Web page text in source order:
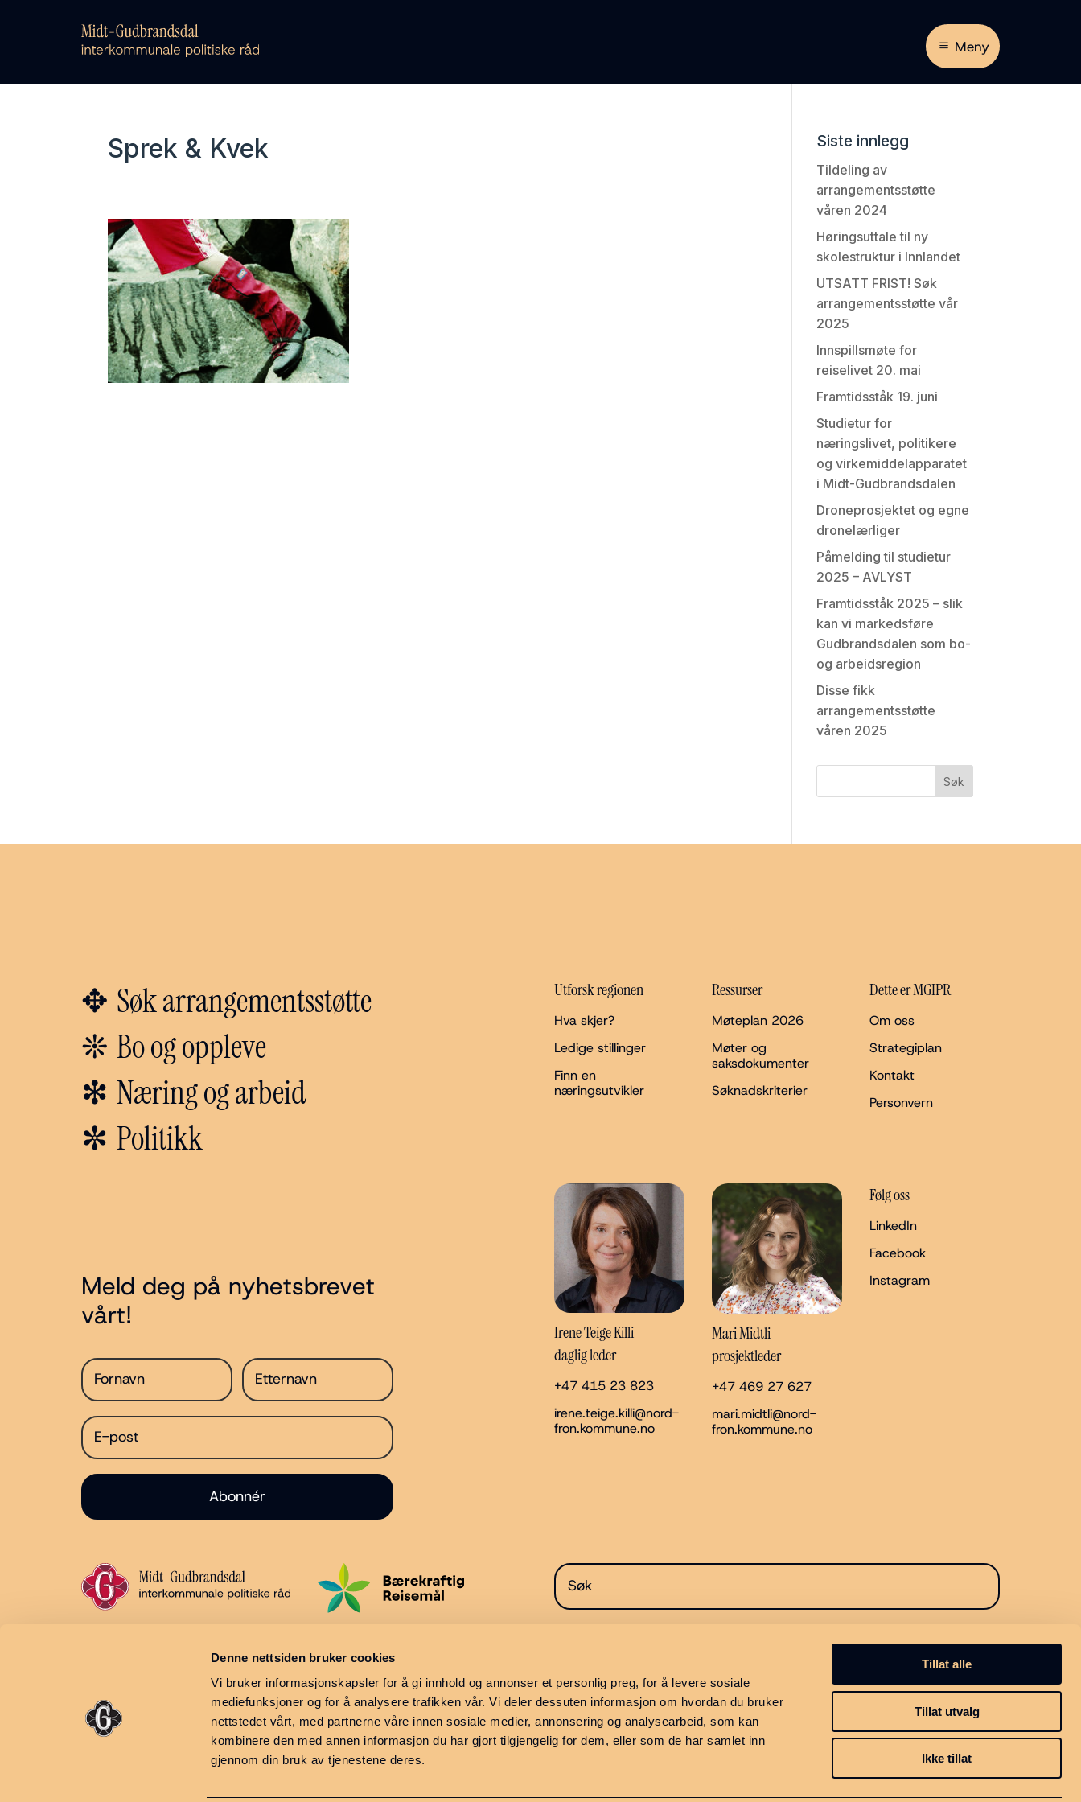
Denne nettsiden bruker cookies
Vi bruker informasjonskapsler for å gi innhold og annonser et personlig preg, for å levere sosiale
mediefunksjoner og for å analysere trafikken vår. Vi deler dessuten informasjon om hvordan du bruker
nettstedet vårt, med partnerne våre innen sosiale medier, annonsering og analysearbeid, som kan
kombinere den med annen informasjon du har gjort tilgjengelig for dem, eller som de har samlet inn
gjennom din bruk av tjenestene deres.
Tillat alle
Tillat utvalg
Ikke tillat
Meny
Sprek & Kvek Siste innlegg
Tildeling av
arrangementsstøtte
våren 2024
Høringsuttale til ny
skolestruktur i Innlandet
UTSATT FRIST! Søk
arrangementsstøtte vår
2025
Innspillsmøte for
reiselivet 20. mai
Framtidsståk 19. juni
Studietur for
næringslivet, politikere
og virkemiddelapparatet
i Midt-Gudbrandsdalen
Droneprosjektet og egne
dronelærliger
Påmelding til studietur
2025 – AVLYST
Framtidsståk 2025 – slik
kan vi markedsføre
Gudbrandsdalen som bo-
og arbeidsregion
Disse fikk
arrangementsstøtte
våren 2025
✥ Søk arrangementsstøtte
❊ Bo og oppleve
❇︎ Næring og arbeid
✼ Politikk
Utforsk regionen
Hva skjer?
Ledige stillinger
Finn en
næringsutvikler
Ressurser
Møteplan 2026
Møter og
saksdokumenter
Søknadskriterier
Dette er MGIPR
Om oss
Strategiplan
Kontakt
Personvern
Meld deg på nyhetsbrevet
vårt!
Abonnér
Irene Teige Killi
daglig leder
+47 415 23 823
irene.teige.killi@nord-
fron.kommune.no
Mari Midtli
prosjektleder
+47 469 27 627
mari.midtli@nord-
fron.kommune.no
Følg oss
LinkedIn
Facebook
Instagram